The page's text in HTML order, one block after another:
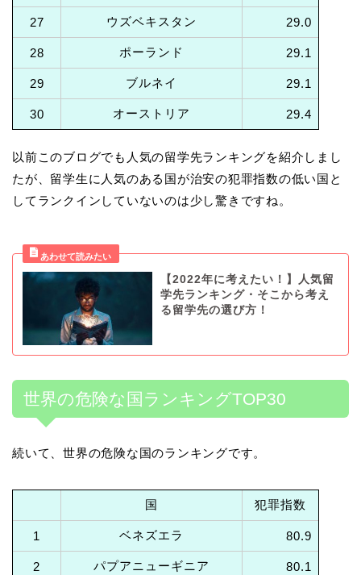
27 ウズベキスタン 29.0
28 ポーランド 29.1
29 ブルネイ 29.1
30 オーストリア 29.4
以前このブログでも人気の留学先ランキングを紹介しまし
たが、留学生に人気のある国が治安の犯罪指数の低い国と
してランクインしていないのは少し驚きですね。
【2022年に考えたい！】人気留
学先ランキング・そこから考え
る留学先の選び方！
世界の危険な国ランキングTOP30
続いて、世界の危険な国のランキングです。
国 犯罪指数
1 ベネズエラ 80.9
2 パプアニューギニア 80.1